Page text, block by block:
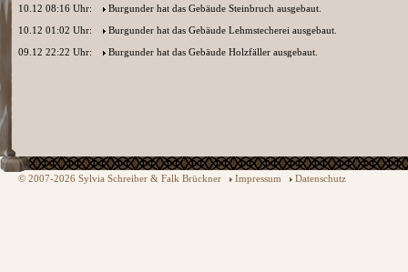
10.12 08:16 Uhr:
Burgunder hat das Gebäude Steinbruch ausgebaut.
10.12 01:02 Uhr:
Burgunder hat das Gebäude Lehmstecherei ausgebaut.
09.12 22:22 Uhr:
Burgunder hat das Gebäude Holzfäller ausgebaut.
© 2007-2026 Sylvia Schreiber & Falk Brückner Impressum Datenschutz